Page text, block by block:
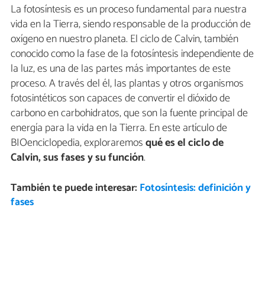
La fotosíntesis es un proceso fundamental para nuestra
vida en la Tierra, siendo responsable de la producción de
oxígeno en nuestro planeta. El ciclo de Calvin, también
conocido como la fase de la fotosíntesis independiente de
la luz, es una de las partes más importantes de este
proceso. A través del él, las plantas y otros organismos
fotosintéticos son capaces de convertir el dióxido de
carbono en carbohidratos, que son la fuente principal de
energía para la vida en la Tierra. En este artículo de
BIOenciclopedia, exploraremosqué es el ciclo de
Calvin, sus fases y su función.
También te puede interesar: Fotosíntesis: definición y
fases